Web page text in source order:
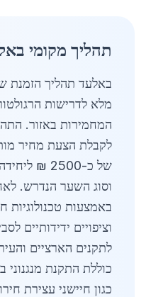
תהליך מקומי
באלעד תהליך הזמנת
מלא לדרישות
המחמירות באזור.
לקבלת הצעת מחיר
של כ-2500
וסוג השער הנדרש.
באמצעות טכנולוגיות
וציפויים ידידותיים
לתקנים הארציים
כוללת התקנת
כגון חיישני עצירת